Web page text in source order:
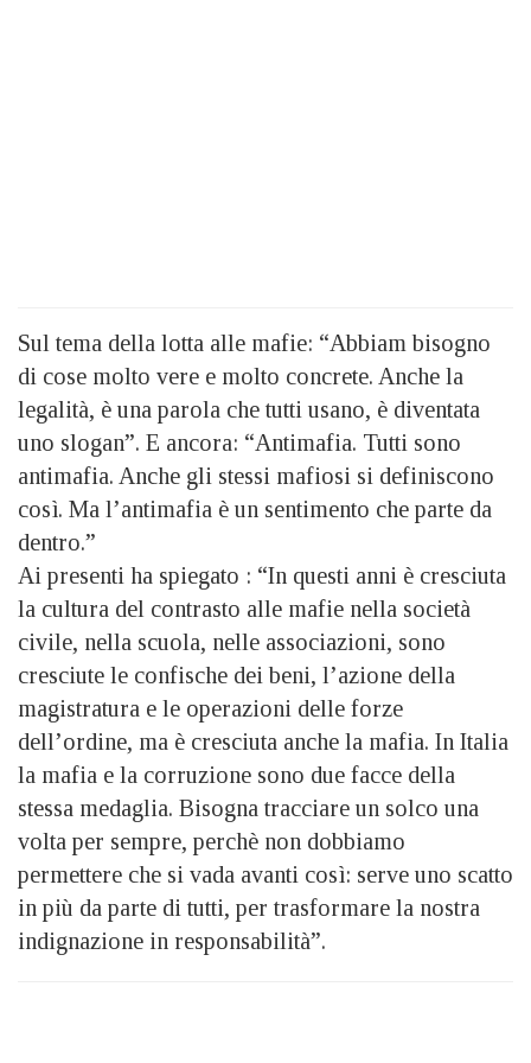
Sul tema della lotta alle mafie: “Abbiam bisogno
di cose molto vere e molto concrete. Anche la
legalità, è una parola che tutti usano, è diventata
uno slogan”. E ancora: “Antimafia. Tutti sono
antimafia. Anche gli stessi mafiosi si definiscono
così. Ma l’antimafia è un sentimento che parte da
dentro.”
Ai presenti ha spiegato : “In questi anni è cresciuta
la cultura del contrasto alle mafie nella società
civile, nella scuola, nelle associazioni, sono
cresciute le confische dei beni, l’azione della
magistratura e le operazioni delle forze
dell’ordine, ma è cresciuta anche la mafia. In Italia
la mafia e la corruzione sono due facce della
stessa medaglia. Bisogna tracciare un solco una
volta per sempre, perchè non dobbiamo
permettere che si vada avanti così: serve uno scatto
in più da parte di tutti, per trasformare la nostra
indignazione in responsabilità”.